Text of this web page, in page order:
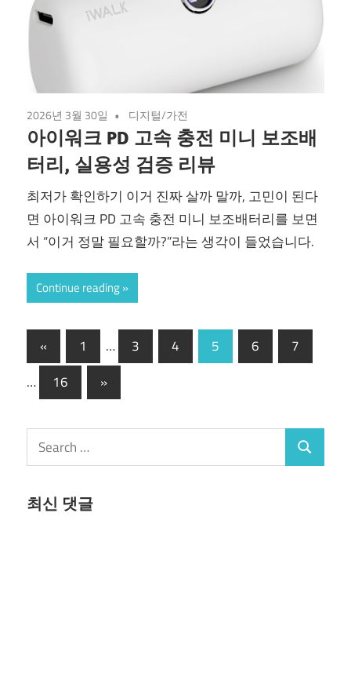
2026년 3월 30일 디지털/가전
아이워크 PD 고속 충전 미니 보조배
터리, 실용성 검증 리뷰
최저가 확인하기 이거 진짜 살까 말까, 고민이 된다
면 아이워크 PD 고속 충전 미니 보조배터리를 보면
서 “이거 정말 필요할까?”라는 생각이 들었습니다.
Continue reading
글
페
이
지
매
김
« Previous
Posts
1 … 3 4 5 6
7
…
16
Next
Posts
»
Search
for:
Search
최신 댓글